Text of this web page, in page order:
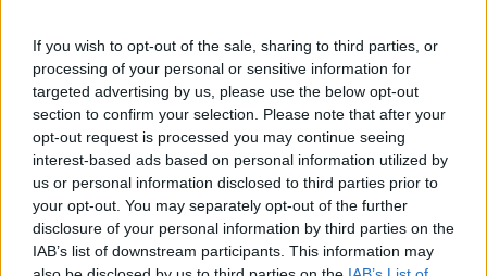
If you wish to opt-out of the sale, sharing to third parties, or
processing of your personal or sensitive information for
targeted advertising by us, please use the below opt-out
section to confirm your selection. Please note that after your
opt-out request is processed you may continue seeing
interest-based ads based on personal information utilized by
us or personal information disclosed to third parties prior to
your opt-out. You may separately opt-out of the further
disclosure of your personal information by third parties on the
IAB’s list of downstream participants. This information may